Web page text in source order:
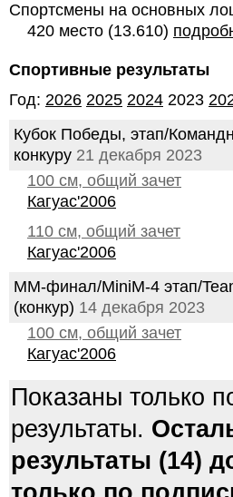
Спортсмены на основных
420 место (13.610)
Спортивные результаты
Год: 2026 2025 2024 2023
Кубок Победы, этап/
конкуру 21 декабря 2023
100 см, общий зачет
Кагуас'2006
110 см, общий зачет
Кагуас'2006
MM-финал/MiniM-4 этап/
(конкур) 14 декабря 2023
100 см, общий зачет
Кагуас'2006
Показаны только
результаты.
результаты (14)